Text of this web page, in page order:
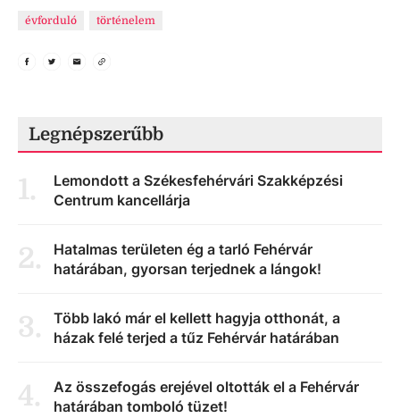
évforduló történelem
Legnépszerűbb
1.
Lemondott a Székesfehérvári Szakképzési
Centrum kancellárja
2.
Hatalmas területen ég a tarló Fehérvár
határában, gyorsan terjednek a lángok!
3.
Több lakó már el kellett hagyja otthonát, a
házak felé terjed a tűz Fehérvár határában
4.
Az összefogás erejével oltották el a Fehérvár
határában tomboló tüzet!